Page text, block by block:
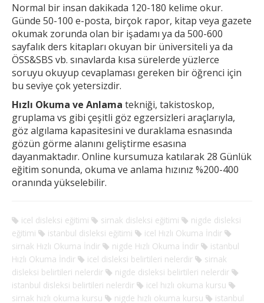
Normal bir insan dakikada 120-180 kelime okur.
Günde 50-100 e-posta, birçok rapor, kitap veya gazete
okumak zorunda olan bir işadamı ya da 500-600
sayfalık ders kitapları okuyan bir üniversiteli ya da
ÖSS&SBS vb. sınavlarda kısa sürelerde yüzlerce
soruyu okuyup cevaplaması gereken bir öğrenci için
bu seviye çok yetersizdir.
Hızlı Okuma ve Anlama tekniği, takistoskop,
gruplama vs gibi çeşitli göz egzersizleri araçlarıyla,
göz algılama kapasitesini ve duraklama esnasında
gözün görme alanını geliştirme esasına
dayanmaktadır. Online kursumuza katılarak 28 Günlük
eğitim sonunda, okuma ve anlama hızınız %200-400
oranında yükselebilir.
icel disleksi eğitimi sirnak disleksi eğitimi
nigde disleksi
eğitimi
istanbul disleksi eğitimi
icel Hızlı Okuma İndir
sirnak Hızlı Okuma İndir
nigde Hızlı Okuma İndir
istanbul
Hızlı Okuma İndir
icel disleksi belirtileri nelerdir
sirnak
disleksi belirtileri nelerdir
nigde disleksi belirtileri nelerdir
istanbul disleksi belirtileri nelerdir
icel hızlı okuma kursu
sirnak hızlı okuma kursu
nigde hızlı okuma kursu istanbul